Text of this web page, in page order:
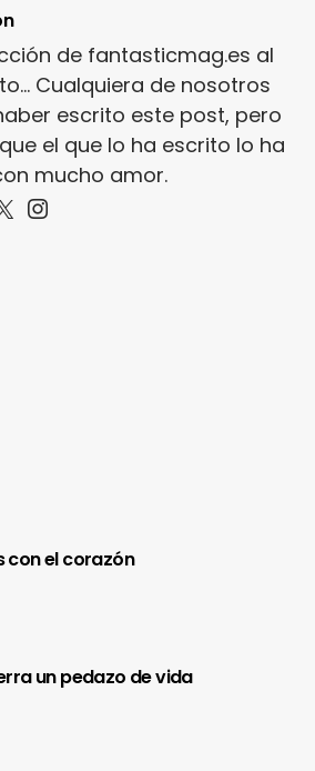
de fantasticmag.es al
Cualquiera de nosotros
escrito este post, pero
el que lo ha escrito lo ha
mucho amor.
con el corazón
un pedazo de vida